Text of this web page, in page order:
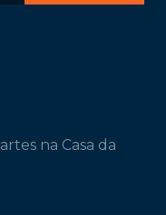
na Casa da